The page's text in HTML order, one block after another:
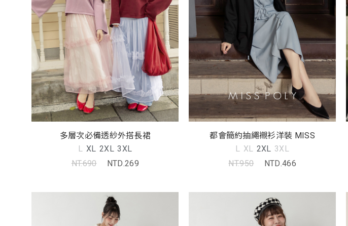
多層次必備透紗外搭長裙
L XL 2XL 3XL
NT.690
NTD.269
都會簡約抽繩襯衫洋裝 MISS
L XL 2XL 3XL
NT.950
NTD.466